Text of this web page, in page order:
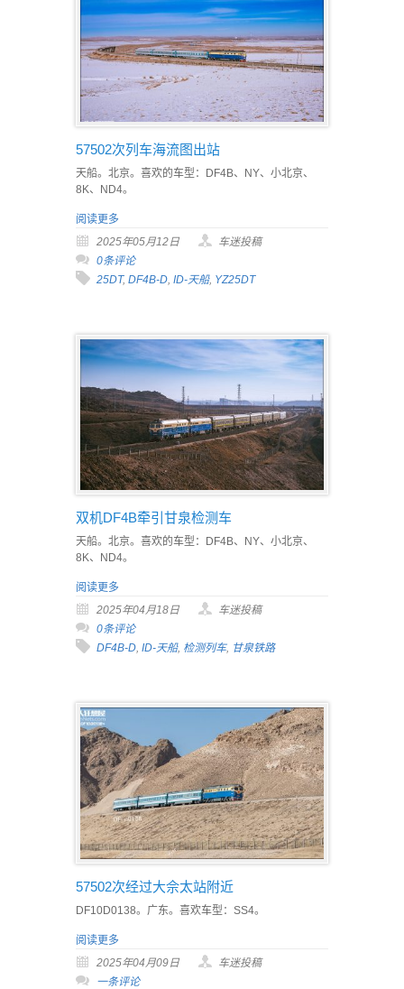
57502次列车海流图出站
天船。北京。喜欢的车型：DF4B、NY、小北京、
8K、ND4。
阅读更多
2025年05月12日
车迷投稿
0条评论
25DT, DF4B-D ID-天船, YZ25DT
双机DF4B牵引甘泉检测车
天船。北京。喜欢的车型：DF4B、NY、小北京、
8K、ND4。
阅读更多
2025年04月18日
车迷投稿
0条评论
DF4B-D, ID-天船, 检测列车, 甘泉铁路
57502次经过大佘太站附近
DF10D0138。广东。喜欢车型：SS4。
阅读更多
2025年04月09日
车迷投稿
一条评论